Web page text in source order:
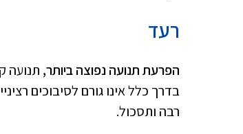
רעד
הפרעת תנועה נפוצה ביותר, תנועה
בדרך כלל אינו גורם לסיבוכים
רבה ותסכול.